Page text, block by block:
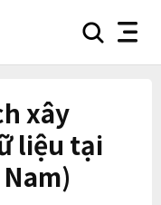
searchnav
xây
liệu tại